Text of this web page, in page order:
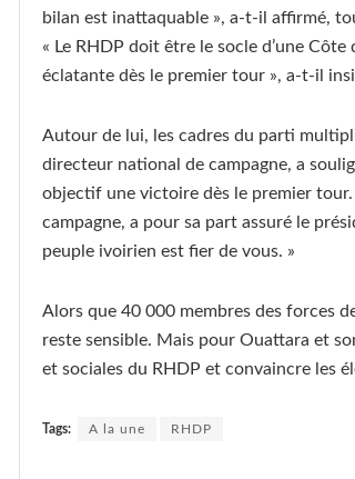
bilan est inattaquable », a-t-il affirmé,
« Le RHDP doit être le socle d’une
éclatante dès le premier tour », a-t-il
Autour de lui, les cadres du parti
directeur national de campagne, a
objectif une victoire dès le premier
campagne, a pour sa part assuré le
peuple ivoirien est fier de vous. »
Alors que 40 000 membres des forces
reste sensible. Mais pour Ouattara et
et sociales du RHDP et convaincre les
Tags: A la une RHDP